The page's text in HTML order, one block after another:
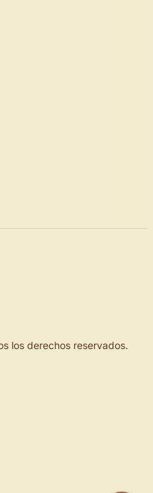
los derechos reservados.